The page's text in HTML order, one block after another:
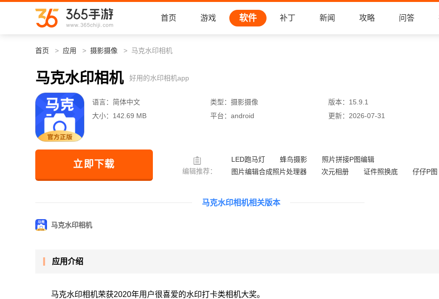
首页 游戏 软件 补丁 新闻 攻略 问答
首页 应用 摄影摄像 马克水印相机
马克水印相机 好用的水印相机app
语言： 简体中文 类型： 摄影摄像 版本： 15.9.1
大小： 142.69 MB 平台： android 更新： 2026-07-31
立即下载
编辑推荐：
LED跑马灯 蜂鸟摄影
照片拼接P图编辑
图片编辑合成照片处理器
次元相册 证件照换底
仔仔P图
马克水印相机相关版本
马克水印相机
应用介绍
马克水印相机荣获2020年用户很喜爱的水印打卡类相机大奖。